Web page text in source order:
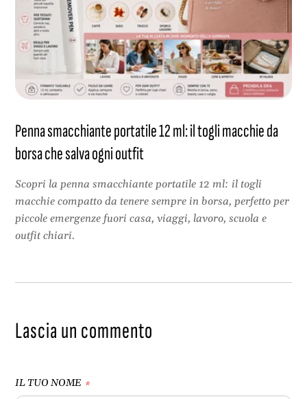
Penna smacchiante portatile 12 ml: il togli macchie da
borsa che salva ogni outfit
Scopri la penna smacchiante portatile 12 ml: il togli
macchie compatto da tenere sempre in borsa, perfetto per
piccole emergenze fuori casa, viaggi, lavoro, scuola e
outfit chiari.
Lascia un commento
IL TUO NOME *